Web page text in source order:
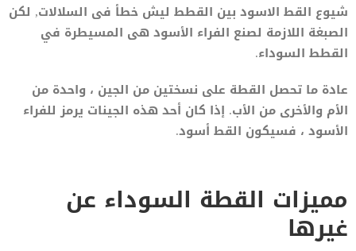
شيوع القط الاسود بين القطط ليش خطأ فى السلالات, لكن
الصبغة اللازمة لصنع الفراء الأسود هى المسيطرة في
القطط السوداء.
عادة ما تحصل القطة على نسختين من الجين ، واحدة من
الأم والأخرى من الأب. إذا كان أحد هذه الجينات يرمز للفراء
الأسود ، فسيكون القط أسود.
مميزات القطة السوداء عن
غيرها